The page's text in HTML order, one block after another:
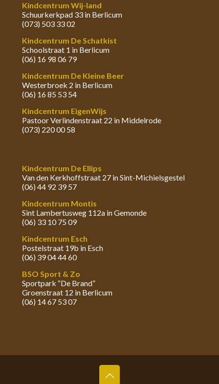
Kindcentrum Wij-land
Schuurkerkpad 33 in Berlicum
(073) 503 33 02
Kindcentrum De Schatkist
Schoolstraat 1 in Berlicum
(06) 16 98 06 79
Kindcentrum De Kleine Beer
Westerbroek 2 in Berlicum
(06) 16 85 53 54
Kindcentrum EigenWijs
Pastoor Verlindenstraat 22 in Middelrode
(073) 220 00 58
Kindcentrum De Ellips
Van den Kerkhoffstraat 27 in Sint-Michielsgestel
(06) 44 92 39 57
Kindcentrum Montis
Sint Lambertusweg 112a in Gemonde
(06) 33 10 75 09
Kindcentrum Esch
Postelstraat 19b in Esch
(06) 39 04 44 60
BSO Sport & Zo
Sportpark “De Brand”
Groenstraat 12 in Berlicum
(06) 14 67 53 07